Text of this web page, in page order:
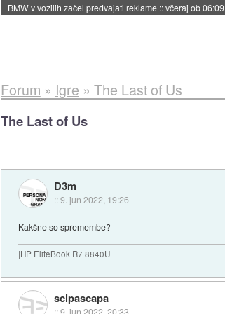
BMW v vozilih začel predvajati reklame ::včeraj ob 06:09
Forum » Igre » The Last of Us
The Last of Us
D3m
::9. jun 2022, 19:26
Kakšne so spremembe?
|HP EliteBook|R7 8840U|
scipascapa
::9. jun 2022, 20:33